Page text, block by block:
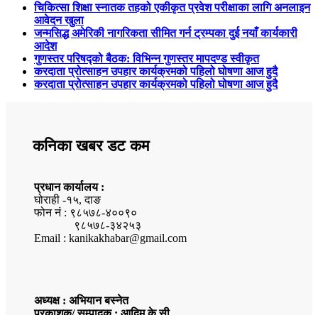
चिकित्सा शिक्षा स्नातक तहको एकीकृत प्रवेश परीक्षाका लागि अनलाइन
आवेदन खुला
जन्मसिद्ध अमेरिकी नागरिकता सीमित गर्न ट्रम्पका दुई नयाँ कार्यकारी
आदेश
गुणस्तर परिषद्को बैठक: विभिन्न गुणस्तर मापदण्ड स्वीकृत
करदाता प्रोत्साहन उपहार कार्यक्रमको पहिलो घोषणा आज हुदै
करदाता प्रोत्साहन उपहार कार्यक्रमको पहिलो घोषणा आज हुदै
कनिका खबर डट कम
प्रधान कार्यालय :
घोराही -१५, दाङ
फोन नं : ९८५७८-४००९०
९८५७८-३४२५३
Email : kanikakhabar@gmail.com
अध्यक्ष : अभियान बस्नेत